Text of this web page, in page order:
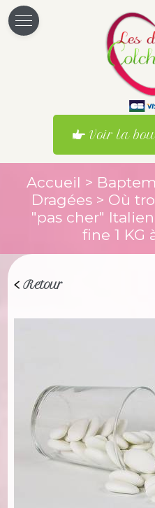
Voir la
Accueil >
Dragées> Où
"pas cher"
fine 1 KG
Retour